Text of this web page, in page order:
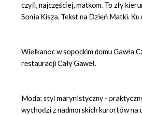
czyli, najczęściej, matkom. To zły
Sonia Kisza. Tekst na Dzień Matki.
Wielkanoc w sopockim domu Gawła
restauracji Cały Gaweł.
Moda: styl marynistyczny -
wychodzi z nadmorskich kurortów na